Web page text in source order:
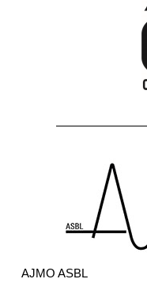
AJMO ASBL